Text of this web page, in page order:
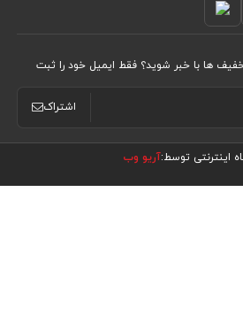
محصولات (0)
ها با‌ خبر شوید؟ فقط ایمیل خود را ثبت
اشتراک
اینترنتی توسط:آریو وب